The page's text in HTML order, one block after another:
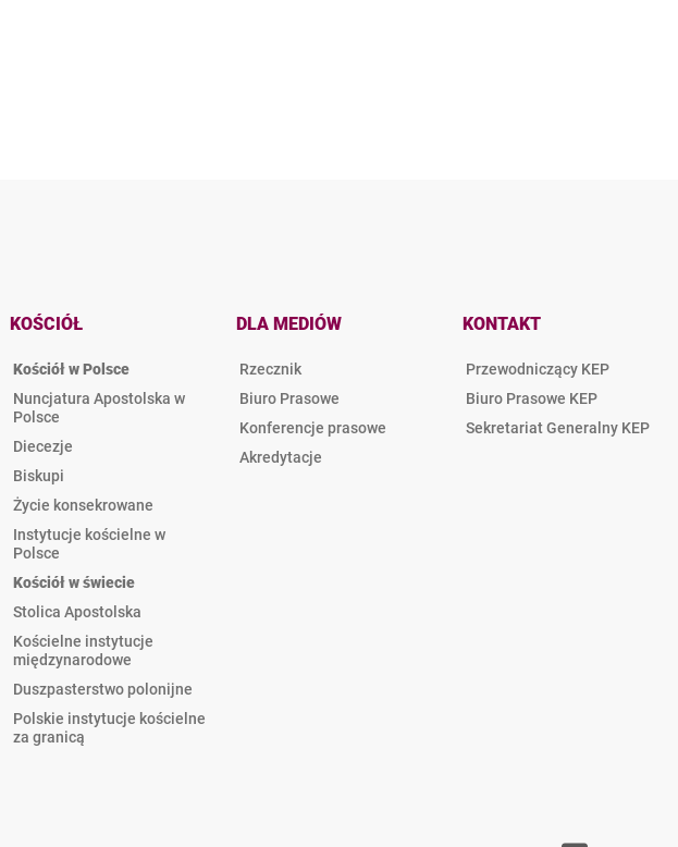
KOŚCIÓŁ
Kościół w Polsce
Nuncjatura Apostolska w
Polsce
Diecezje
Biskupi
Życie konsekrowane
Instytucje kościelne w
Polsce
Kościół w świecie
Stolica Apostolska
Kościelne instytucje
międzynarodowe
Duszpasterstwo polonijne
Polskie instytucje kościelne
za granicą
DLA MEDIÓW
Rzecznik
Biuro Prasowe
Konferencje prasowe
Akredytacje
KONTAKT
Przewodniczący KEP
Biuro Prasowe KEP
Sekretariat Generalny KEP